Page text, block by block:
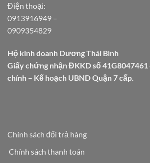
Điện thoại:
0913916949 –
0909354829
Hộ kinh doanh Dương Thái Bình
Giấy chứng nhận ĐKKD số 41G8047461
chính – Kế hoạch UBND Quận 7 cấp.
Chính sách đổi trả hàng
Chính sách thanh toán